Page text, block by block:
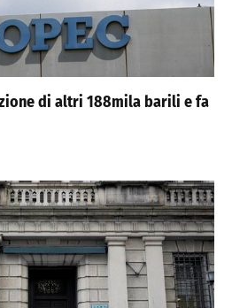
di altri 188mila barili e fa